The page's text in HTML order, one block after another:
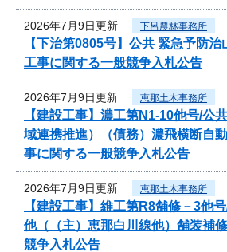
2026年7月9日更新 下呂農林事務所
【下治第0805号】公共 緊急予防
工事に関する一般競争入札公告
2026年7月9日更新 恵那土木事務所
【建設工事】濃工第N1-10他号/公
域連携推進）（債務）濃飛横断自
事に関する一般競争入札公告
2026年7月9日更新 恵那土木事務所
【建設工事】維工第R8舗修－3他
他（（主）恵那白川線他）舗装補
競争入札公告